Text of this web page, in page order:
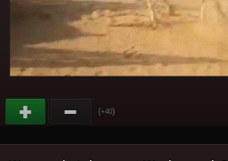
(+40)